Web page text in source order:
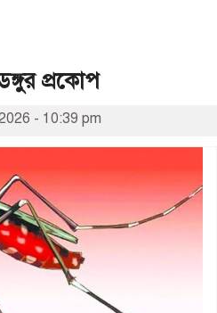
প্রকোপ
- 10:39 pm